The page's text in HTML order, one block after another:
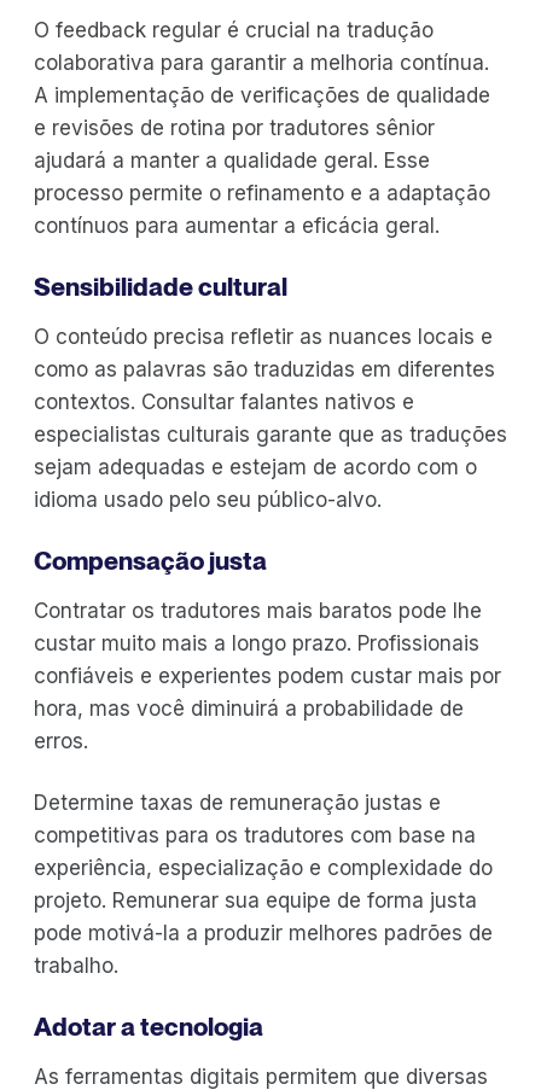
O feedback regular é crucial na tradução
colaborativa para garantir a melhoria contínua.
A implementação de verificações de qualidade
e revisões de rotina por tradutores sênior
ajudará a manter a qualidade geral. Esse
processo permite o refinamento e a adaptação
contínuos para aumentar a eficácia geral.
Sensibilidade cultural
O conteúdo precisa refletir as nuances locais e
como as palavras são traduzidas em diferentes
contextos. Consultar falantes nativos e
especialistas culturais garante que as traduções
sejam adequadas e estejam de acordo com o
idioma usado pelo seu público-alvo.
Compensação justa
Contratar os tradutores mais baratos pode lhe
custar muito mais a longo prazo. Profissionais
confiáveis e experientes podem custar mais por
hora, mas você diminuirá a probabilidade de
erros.
Determine taxas de remuneração justas e
competitivas para os tradutores com base na
experiência, especialização e complexidade do
projeto. Remunerar sua equipe de forma justa
pode motivá-la a produzir melhores padrões de
trabalho.
Adotar a tecnologia
As ferramentas digitais permitem que diversas